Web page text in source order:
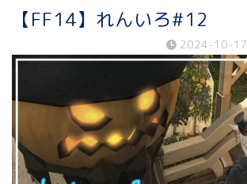
【FF14】れんいろ#12
2024-10-17